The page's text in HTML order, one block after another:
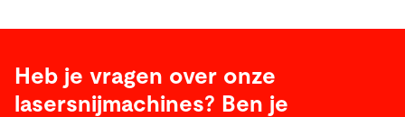
Heb je vragen over onze
lasersnijmachines? Ben je